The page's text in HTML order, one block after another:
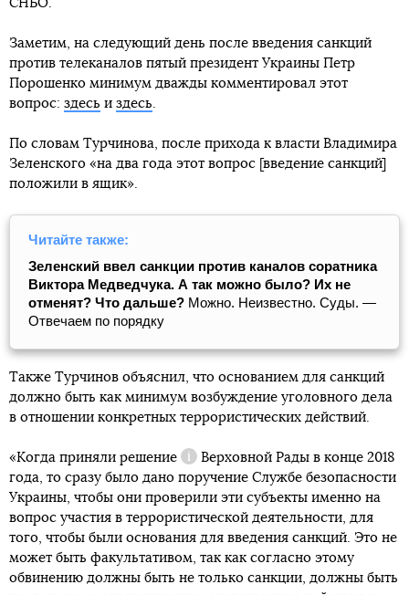
СНБО.
Заметим, на следующий день после введения санкций
против телеканалов пятый президент Украины Петр
Порошенко минимум дважды комментировал этот
вопрос: здесь и здесь.
По словам Турчинова, после прихода к власти Владимира
Зеленского «на два года этот вопрос [введение санкций]
положили в ящик».
Читайте также:
Зеленский ввел санкции против каналов соратника
Виктора Медведчука. А так можно было? Их не
отменят? Что дальше? Можно. Неизвестно. Суды. —
Отвечаем по порядку
Также Турчинов объяснил, что основанием для санкций
должно быть как минимум возбуждение уголовного дела
в отношении конкретных террористических действий.
«Когда приняли решение
Справка
Верховной Рады в конце 2018
года, то сразу было дано поручение Службе безопасности
Украины, чтобы они проверили эти субъекты именно на
вопрос участия в террористической деятельности, для
того, чтобы были основания для введения санкций. Это не
может быть факультативом, так как согласно этому
обвинению должны быть не только санкции, должны быть